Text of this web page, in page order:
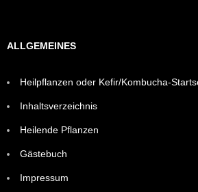
ALLGEMEINES
Heilpflanzen oder Kefir/Kombucha-
Inhaltsverzeichnis
Heilende Pflanzen
Gästebuch
Impressum